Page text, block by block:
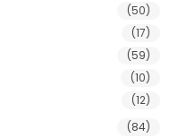
(50)
(17)
(59)
(10)
(12)
(84)